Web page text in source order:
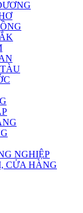
NGHIỆP
CỬA HÀNG